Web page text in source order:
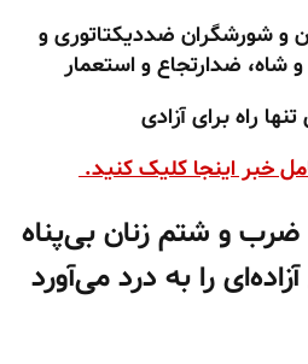
و شورشگران ضددیکتاتوری و
ضدارتجاع و استعمار
راه برای آزادی
خبر اینجا کلیک کنید.
ضرب و شتم زنان بی‌پناه
را به درد می‌آورد